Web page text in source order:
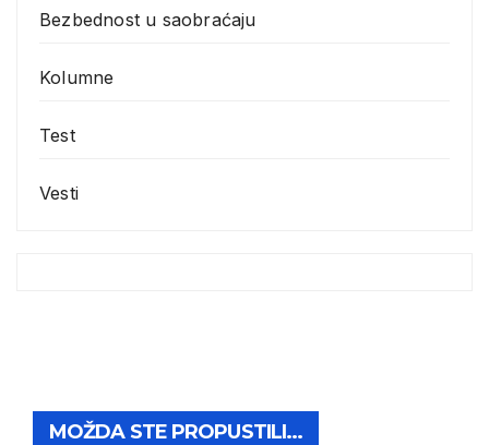
Bezbednost u saobraćaju
Kolumne
Test
Vesti
MOŽDA STE PROPUSTILI...